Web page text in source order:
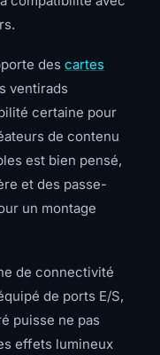
des cartes
ventirads
certaine pour
de contenu
est bien pensé,
et des passe-
un montage
de connectivité
de ports E/S,
puisse ne pas
effets lumineux